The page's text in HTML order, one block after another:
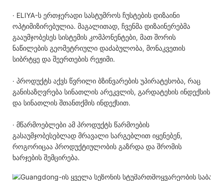
· ELIYA-ს ერთჯერადი სასტუმროს ჩუსტების დიზაინი
ოპტიმიზირებულია. მაგალითად, ჩვენმა დიზაინერებმა
გააუმჯობესეს სისტემის კომპონენტები, მათ შორის
ნაწილების გეომეტრიული დაძაბულობა, მონაკვეთის
სიბრტყე და შეერთების რეჟიმი.
· პროდუქტს აქვს წვრილი ბზინვარების უპირატესობა, რაც
განისაზღვრება სინათლის არეკვლის, გარდატეხის ინდექსის
და სინათლის შთანთქმის ინდექსით.
· მწარმოებლები ამ პროდუქტს წარმოების
გასაუმჯობესებლად მრავალი სარგებლით იყენებენ,
როგორიცაა პროდუქტიულობის გაზრდა და შრომის
ხარჯების შემცირება.